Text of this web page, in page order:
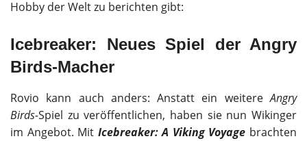
Hobby der Welt zu berichten gibt:
Icebreaker: Neues Spiel der Angry
Birds-Macher
Rovio kann auch anders: Anstatt ein weitereAngry
Birds-Spiel zu veröffentlichen, haben sie nun Wikinger
im Angebot. Mit Icebreaker: A Viking Voyage brachten